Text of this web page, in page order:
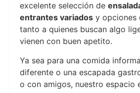
excelente selección de
entrantes variados y opciones
tanto a quienes buscan algo
vienen con buen apetito.
Ya sea para una comida
diferente o una escapada
o con amigos, nuestro espacio